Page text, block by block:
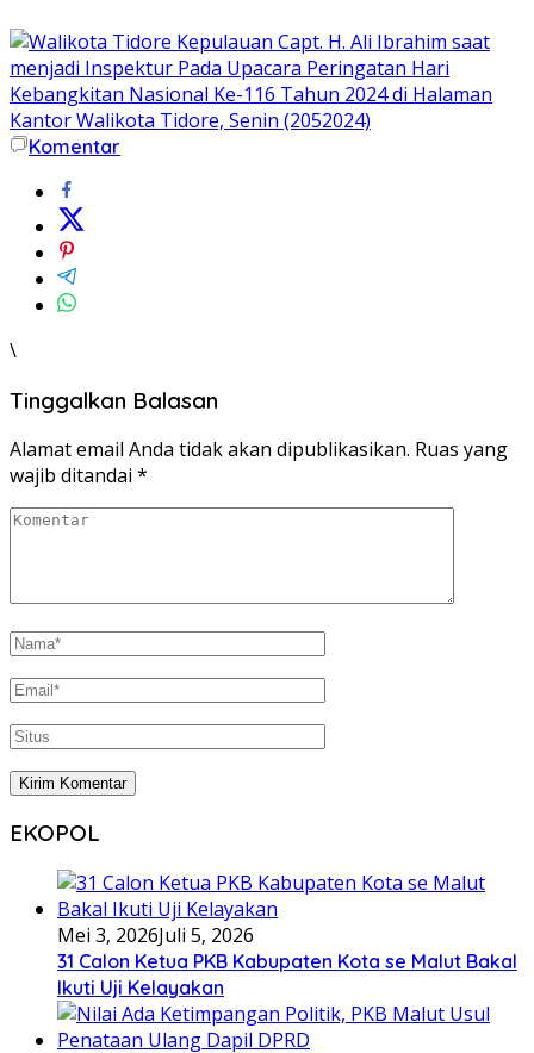
Komentar
\
Tinggalkan Balasan
Alamat email Anda tidak akan dipublikasikan. Ruas yang
wajib ditandai *
EKOPOL
Mei 3, 2026Juli 5, 2026
31 Calon Ketua PKB Kabupaten Kota se Malut Bakal
Ikuti Uji Kelayakan